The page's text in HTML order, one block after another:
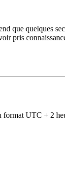
que quelques
pris
format UTC + 2